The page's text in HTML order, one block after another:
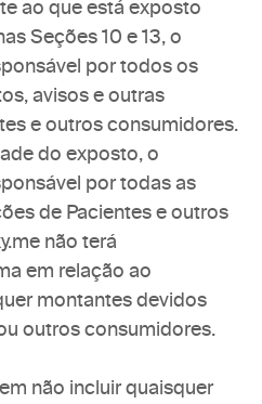
ao que está exposto
Seções 10 e 13, o
por todos os
avisos e outras
e outros consumidores.
do exposto, o
por todas as
de Pacientes e outros
não terá
em relação ao
montantes devidos
outros consumidores.
não incluir quaisquer